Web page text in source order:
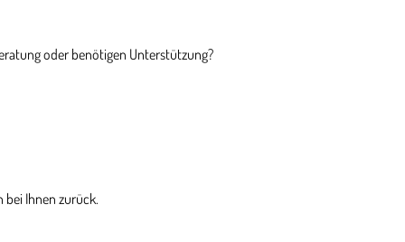
oder benötigen Unterstützung?
Ihnen zurück.